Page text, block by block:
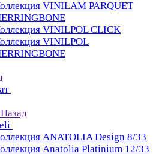
VINILAM PARQUET
VINILPOL CLICK
VINILPOL
Назад
ANATOLIA Design 8/33
Anatolia Platinium 12/33